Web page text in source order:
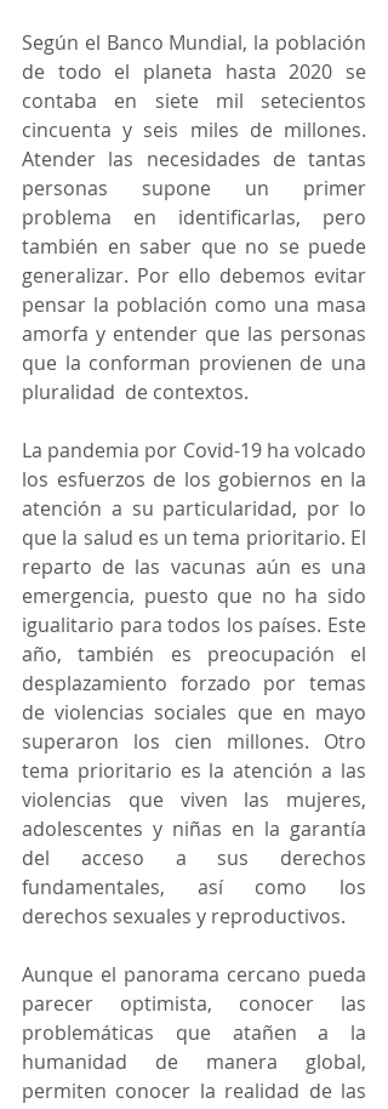
Según el Banco Mundial, la población
de todo el planeta hasta 2020 se
contaba en siete mil setecientos
cincuenta y seis miles de millones.
Atender las necesidades de tantas
personas supone un primer
problema en identificarlas, pero
también en saber que no se puede
generalizar. Por ello debemos evitar
pensar la población como una masa
amorfa y entender que las personas
que la conforman provienen de una
pluralidad  de contextos.
La pandemia por Covid-19 ha volcado
los esfuerzos de los gobiernos en la
atención a su particularidad, por lo
que la salud es un tema prioritario. El
reparto de las vacunas aún es una
emergencia, puesto que no ha sido
igualitario para todos los países. Este
año, también es preocupación el
desplazamiento forzado por temas
de violencias sociales que en mayo
superaron los cien millones. Otro
tema prioritario es la atención a las
violencias que viven las mujeres,
adolescentes y niñas en la garantía
del acceso a sus derechos
fundamentales, así como los
derechos sexuales y reproductivos.
Aunque el panorama cercano pueda
parecer optimista, conocer las
problemáticas que atañen a la
humanidad de manera global,
permiten conocer la realidad de las